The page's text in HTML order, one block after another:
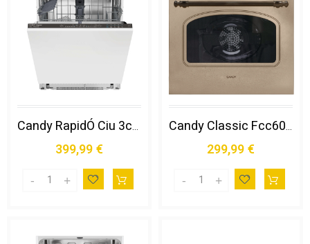
Candy RapidÓ Ciu 3c7l0b a Scomparsa Totale 13 Coperti
399,99 €
Candy Classic Fcc603nav 65 L Avena
299,99 €